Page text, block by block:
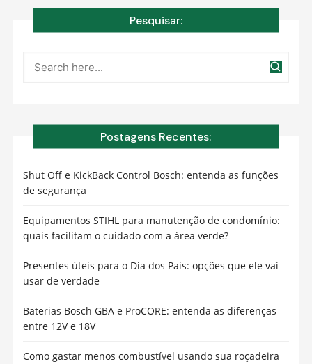
Pesquisar:
Postagens Recentes:
Shut Off e KickBack Control Bosch: entenda as funções
de segurança
Equipamentos STIHL para manutenção de condomínio:
quais facilitam o cuidado com a área verde?
Presentes úteis para o Dia dos Pais: opções que ele vai
usar de verdade
Baterias Bosch GBA e ProCORE: entenda as diferenças
entre 12V e 18V
Como gastar menos combustível usando sua roçadeira